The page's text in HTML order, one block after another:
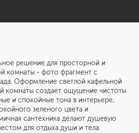
для просторной и
комнаты - фото фрагмент с
Оформление светлой кафельной
комнаты создает ощущение чистоты
и спокойные тона в интерьере,
зеленого цвета и
сантехника делают душевую
для отдыха души и тела.